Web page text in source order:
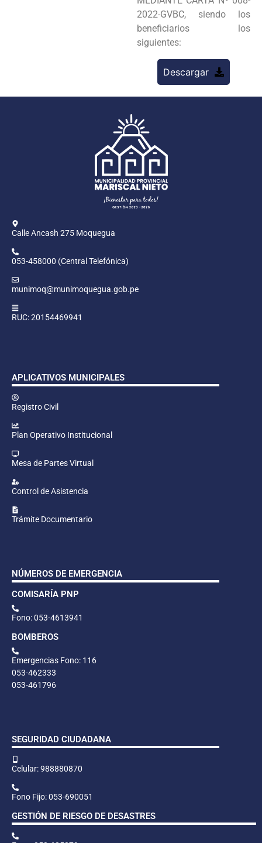
2022-GVBC, siendo los
beneficiarios los
siguientes:
Descargar
Calle Ancash 275 Moquegua
053-458000 (Central Telefónica)
munimoq@munimoquegua.gob.pe
RUC: 20154469941
APLICATIVOS MUNICIPALES
Registro Civil
Plan Operativo Institucional
Mesa de Partes Virtual
Control de Asistencia
Trámite Documentario
NÚMEROS DE EMERGENCIA
COMISARÍA PNP
Fono: 053-4613941
BOMBEROS
Emergencias Fono: 116
053-462333
053-461796
SEGURIDAD CIUDADANA
Celular: 988880870
Fono Fijo: 053-690051
GESTIÓN DE RIESGO DE DESASTRES